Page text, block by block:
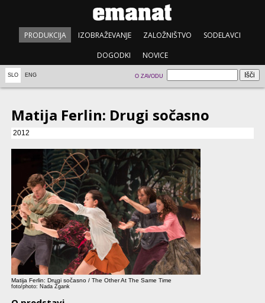
PRODUKCIJA IZOBRAŽEVANJE ZALOŽNIŠTVO SODELAVCI
DOGODKI NOVICE
SLO ENG O ZAVODU
Matija Ferlin: Drugi sočasno
2012
Matija Ferlin: Drugi sočasno / The Other At The Same Time
foto/photo: Nada Žgank